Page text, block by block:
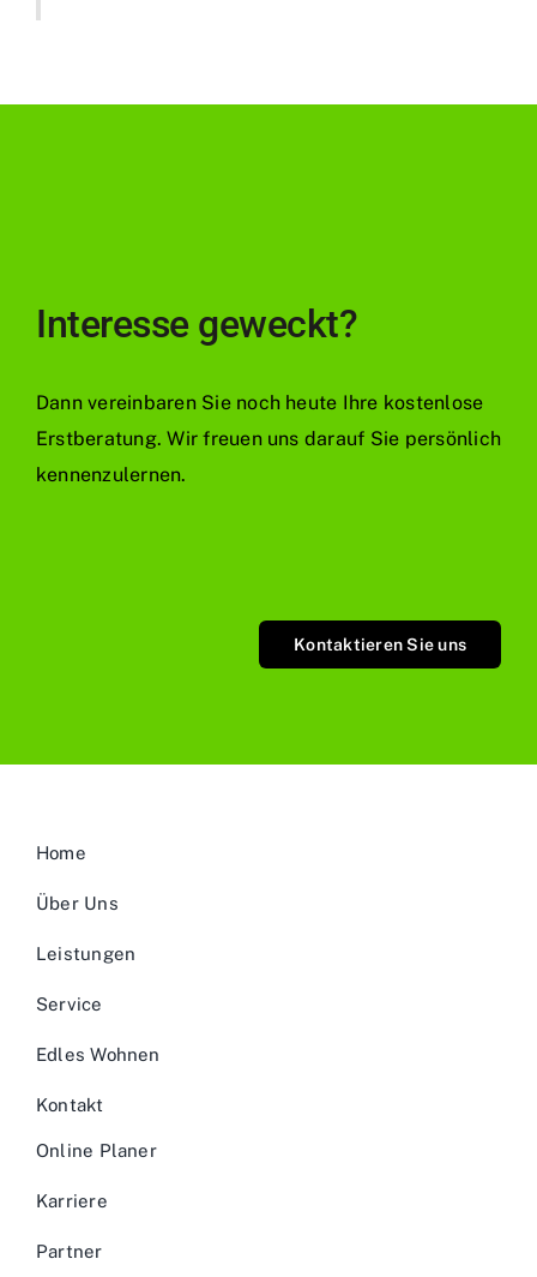
Interesse geweckt?
Dann vereinbaren Sie noch heute Ihre kostenlose
Erstberatung. Wir freuen uns darauf Sie persönlich
kennenzulernen.
Kontaktieren Sie uns
Home
Über Uns
Leistungen
Service
Edles Wohnen
Kontakt
Online Planer
Karriere
Partner